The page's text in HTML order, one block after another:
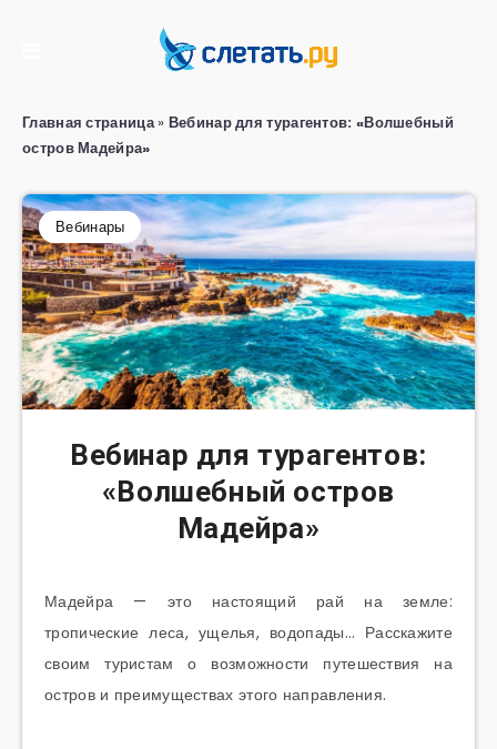
Главная страница» Вебинар для турагентов: «Волшебный
остров Мадейра»
Вебинары
Вебинар для турагентов:
«Волшебный остров
Мадейра»
Мадейра — это настоящий рай на земле:
тропические леса, ущелья, водопады… Расскажите
своим туристам о возможности путешествия на
остров и преимуществах этого направления.